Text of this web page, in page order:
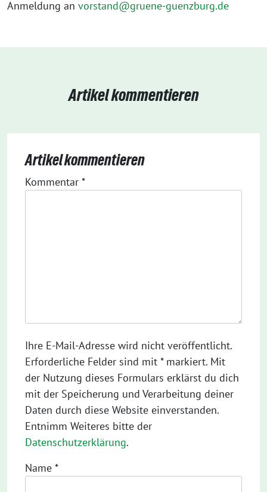
Anmeldung an vorstand@gruene-guenzburg.de
Artikel kommentieren
Artikel kommentieren
Kommentar *
Ihre E-Mail-Adresse wird nicht veröffentlicht.
Erforderliche Felder sind mit * markiert. Mit
der Nutzung dieses Formulars erklärst du dich
mit der Speicherung und Verarbeitung deiner
Daten durch diese Website einverstanden.
Entnimm Weiteres bitte der
Datenschutzerklärung.
Name *